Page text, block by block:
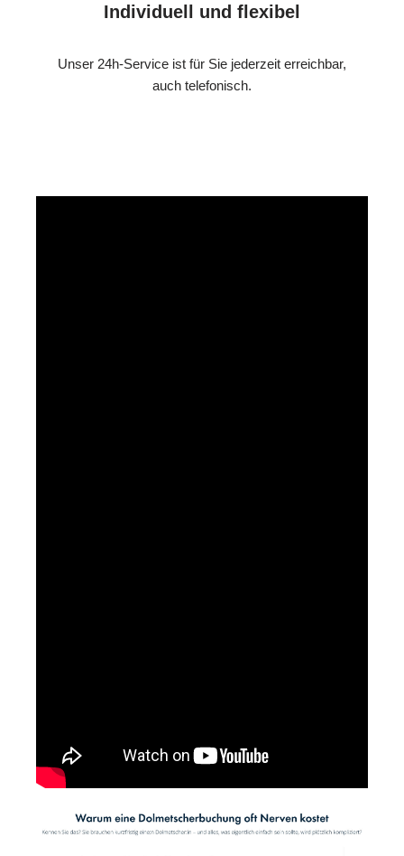
Individuell und flexibel
Unser 24h-Service ist für Sie jederzeit erreichbar,
auch telefonisch.